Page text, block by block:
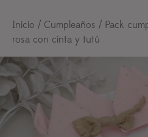
Inicio / Cumpleaños / Pack
rosa con cinta y tutú